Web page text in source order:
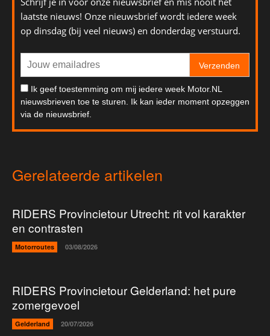
laatste nieuws! Onze nieuwsbrief wordt iedere week
op dinsdag (bij veel nieuws) en donderdag verstuurd.
Verzenden
Ik geef toestemming om mij iedere week Motor.NL
nieuwsbrieven toe te sturen. Ik kan ieder moment opzeggen
via de nieuwsbrief.
Gerelateerde artikelen
RIDERS Provincietour Utrecht: rit vol karakter
en contrasten
Motorroutes 03/08/2026
RIDERS Provincietour Gelderland: het pure
zomergevoel
Gelderland 20/07/2026